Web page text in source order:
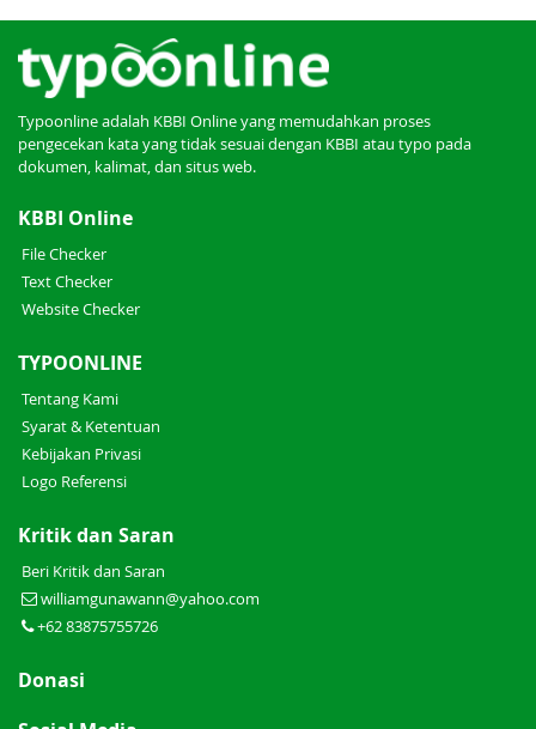
Typoonline adalah KBBI Online yang memudahkan proses
pengecekan kata yang tidak sesuai dengan KBBI atau typo pada
dokumen, kalimat, dan situs web.
KBBI Online
File Checker
Text Checker
Website Checker
TYPOONLINE
Tentang Kami
Syarat & Ketentuan
Kebijakan Privasi
Logo Referensi
Kritik dan Saran
Beri Kritik dan Saran
williamgunawann@yahoo.com
+62 83875755726
Donasi